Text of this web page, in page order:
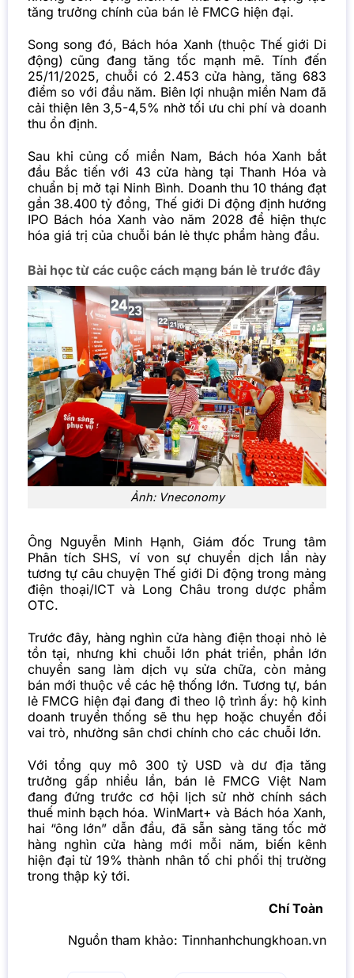
tăng trưởng chính của bán lẻ FMCG hiện đại.
Song song đó, Bách hóa Xanh (thuộc Thế giới Di
động) cũng đang tăng tốc mạnh mẽ. Tính đến
25/11/2025, chuỗi có 2.453 cửa hàng, tăng 683
điểm so với đầu năm. Biên lợi nhuận miền Nam đã
cải thiện lên 3,5-4,5% nhờ tối ưu chi phí và doanh
thu ổn định.
Sau khi củng cố miền Nam, Bách hóa Xanh bắt
đầu Bắc tiến với 43 cửa hàng tại Thanh Hóa và
chuẩn bị mở tại Ninh Bình. Doanh thu 10 tháng đạt
gần 38.400 tỷ đồng, Thế giới Di động định hướng
IPO Bách hóa Xanh vào năm 2028 để hiện thực
hóa giá trị của chuỗi bán lẻ thực phẩm hàng đầu.
Bài học từ các cuộc cách mạng bán lẻ trước đây
Ảnh: Vneconomy
Ông Nguyễn Minh Hạnh, Giám đốc Trung tâm
Phân tích SHS, ví von sự chuyển dịch lần này
tương tự câu chuyện Thế giới Di động trong mảng
điện thoại/ICT và Long Châu trong dược phẩm
OTC.
Trước đây, hàng nghìn cửa hàng điện thoại nhỏ lẻ
tồn tại, nhưng khi chuỗi lớn phát triển, phần lớn
chuyển sang làm dịch vụ sửa chữa, còn mảng
bán mới thuộc về các hệ thống lớn. Tương tự, bán
lẻ FMCG hiện đại đang đi theo lộ trình ấy: hộ kinh
doanh truyền thống sẽ thu hẹp hoặc chuyển đổi
vai trò, nhường sân chơi chính cho các chuỗi lớn.
Với tổng quy mô 300 tỷ USD và dư địa tăng
trưởng gấp nhiều lần, bán lẻ FMCG Việt Nam
đang đứng trước cơ hội lịch sử nhờ chính sách
thuế minh bạch hóa. WinMart+ và Bách hóa Xanh,
hai “ông lớn” dẫn đầu, đã sẵn sàng tăng tốc mở
hàng nghìn cửa hàng mới mỗi năm, biến kênh
hiện đại từ 19% thành nhân tố chi phối thị trường
trong thập kỷ tới.
Chí Toàn
Nguồn tham khảo:Tinnhanhchungkhoan.vn